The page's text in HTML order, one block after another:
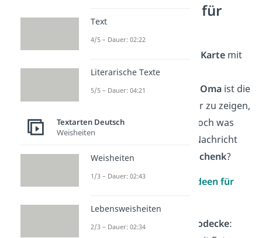
Geschenkideen für
Oma
Kartemit
einemschönen
Geburtstagsspruch für Oma ist die
perfekte Möglichkeit, ihr zu zeigen,
wie wichtig sie dir ist. Doch was
wäre eine persönliche Nachricht
ohne das passende Geschenk?
Hier sind10
henkideen für
Personalisierte Fotodecke:
Text
4/5 – Dauer: 02:22
Literarische Texte
5/5 – Dauer: 04:21
Textarten Deutsch
Weisheiten
Weisheiten
1/3 – Dauer: 02:43
Lebensweisheiten
2/3 – Dauer: 02:34